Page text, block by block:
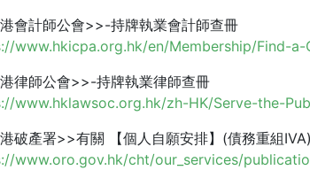
會計師公會>>-持牌執業會計師查冊
www.hkicpa.org.hk/en/Membership/Find-a-
律師公會>>-持牌執業律師查冊
www.hklawsoc.org.hk/zh-HK/Serve-the-
破產署>>有關 【個人自願安排】(債務重組
www.oro.gov.hk/cht/our_services/